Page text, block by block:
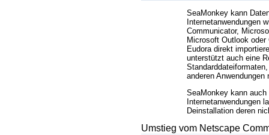
SeaMonkey kann
Internetanwendungen
Communicator,
Microsoft Outlook
Eudora direkt
unterstützt auch eine
anderen Anwendungen
SeaMonkey kann auch
Internetanwendungen
Deinstallation deren
Umstieg vom Netscape